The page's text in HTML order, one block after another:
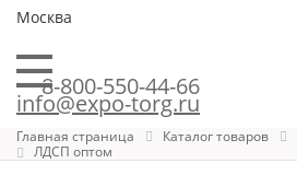
Москва
8-800-550-44-66
info@expo-torg.ru
Главная страница Каталог товаров
ЛДСП оптом